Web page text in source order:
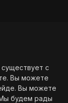
с
Вы можете
Вы можете
будем рады